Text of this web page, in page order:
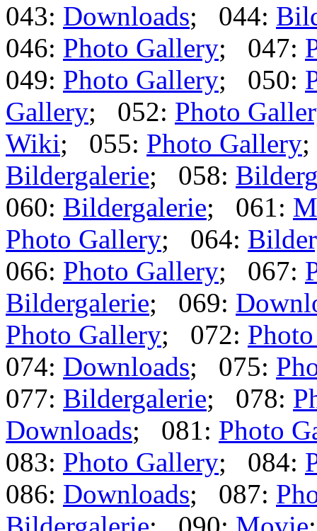
043: Downloads; 044:
046: Photo Gallery; 047:
049: Photo Gallery; 050:
Gallery; 052: Photo
Wiki; 055: Photo Gallery
Bildergalerie; 058:
060: Bildergalerie; 061:
Photo Gallery; 064:
066: Photo Gallery; 067:
Bildergalerie; 069:
Photo Gallery; 072:
074: Downloads; 075:
077: Bildergalerie; 078:
Downloads; 081: Photo
083: Photo Gallery; 084:
086: Downloads; 087: